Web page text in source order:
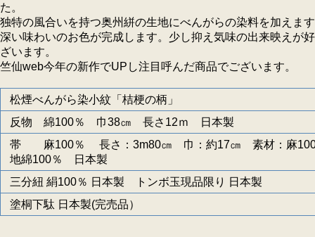
た。
独特の風合いを持つ奥州絣の生地にべんがらの染料を加えま
深い味わいのお色が完成します。少し抑え気味の出来映えが
ざいます。
竺仙web今年の新作でUPし注目呼んだ商品でございます。
松煙べんがら染小紋「桔梗の柄」
反物 綿100％ 巾38㎝ 長さ12ｍ 日本製
帯 麻100％ 長さ：3m80㎝ 巾：約17㎝ 素材：麻
地綿100％ 日本製
三分紐 絹100％ 日本製 トンボ玉現品限り 日本製
塗桐下駄 日本製(完売品）